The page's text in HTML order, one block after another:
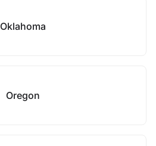
Oklahoma
Oregon